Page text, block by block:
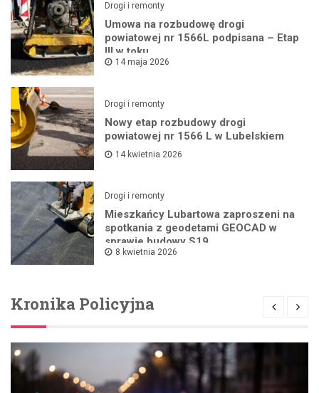
Drogi i remonty
Umowa na rozbudowę drogi
powiatowej nr 1566L podpisana – Etap
III w toku
14 maja 2026
Drogi i remonty
Nowy etap rozbudowy drogi
powiatowej nr 1566 L w Lubelskiem
14 kwietnia 2026
Drogi i remonty
Mieszkańcy Lubartowa zaproszeni na
spotkania z geodetami GEOCAD w
sprawie budowy S19
8 kwietnia 2026
Kronika Policyjna